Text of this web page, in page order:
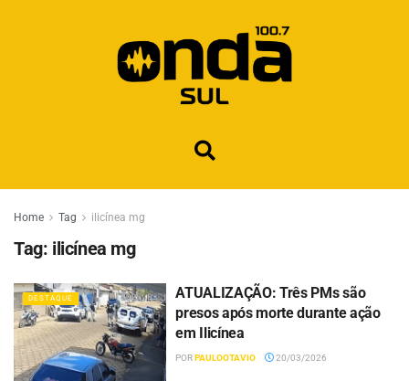
Home Tag ilicínea mg
Tag: ilicínea mg
DESTAQUE
ATUALIZAÇÃO: Três PMs são
presos após morte durante ação
em Ilicínea
PORPAULOOTAVIO 20/03/2026